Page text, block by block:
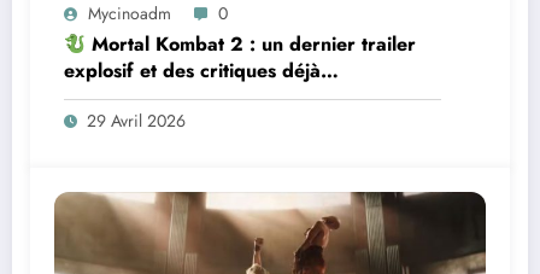
Mycinoadm 0
Mortal Kombat 2 : un dernier trailer
explosif et des critiques déjà
dithyrambiques ! [Let’s F*ckin’ Go]
29 Avril 2026